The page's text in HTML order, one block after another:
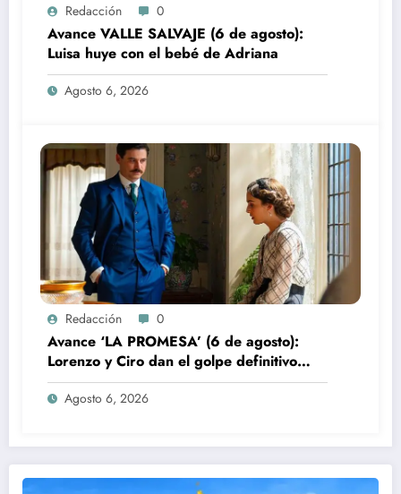
Redacción 0
Avance VALLE SALVAJE (6 de agosto):
Luisa huye con el bebé de Adriana
Agosto 6, 2026
Redacción 0
Avance ‘LA PROMESA’ (6 de agosto):
Lorenzo y Ciro dan el golpe definitivo
contra Manuel
Agosto 6, 2026